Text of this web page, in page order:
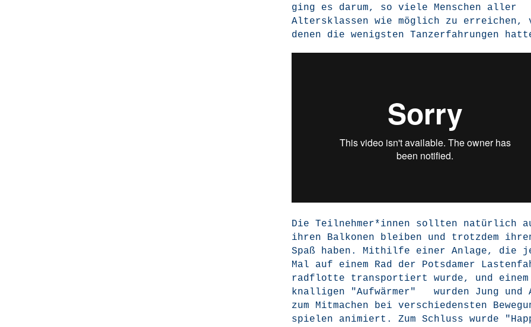
ging es dar­um, so vie­le Men­schen aller
Alters­klas­sen wie mög­lich zu errei­chen,
denen die wenigs­ten Tanz­er­fah­run­gen
Die Teilnehmer*innen soll­ten natür­lich
ihren Bal­ko­nen blei­ben und trotz­dem
Spaß haben. Mit­hil­fe einer Anla­ge, die
Mal auf einem Rad der Pots­da­mer
rad­flot­te trans­por­tiert wur­de, und einem
knal­li­gen "Auf­wär­mer" wur­den Jung und
zum Mit­ma­chen bei ver­schie­dens­ten
spie­len ani­miert. Zum Schluss wur­de